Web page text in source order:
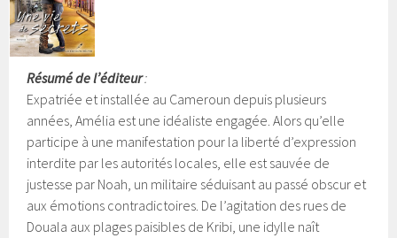
Résumé de l’éditeur:
Expatriée et installée au Cameroun depuis plusieurs
années, Amélia est une idéaliste engagée. Alors qu’elle
participe à une manifestation pour la liberté d’expression
interdite par les autorités locales, elle est sauvée de
justesse par Noah, un militaire séduisant au passé obscur et
aux émotions contradictoires. De l’agitation des rues de
Douala aux plages paisibles de Kribi, une idylle naît